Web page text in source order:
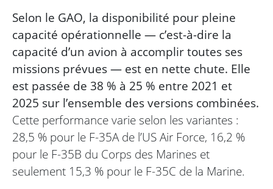
Selon le GAO, la disponibilité pour pleine
capacité opérationnelle — c’est-à-dire la
capacité d’un avion à accomplir toutes ses
missions prévues — est en nette chute. Elle
est passée de 38 % à 25 % entre 2021 et
2025 sur l’ensemble des versions combinées.
Cette performance varie selon les variantes :
28,5 % pour le F-35A de l’US Air Force, 16,2 %
pour le F-35B du Corps des Marines et
seulement 15,3 % pour le F-35C de la Marine.